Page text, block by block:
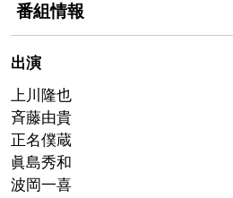
番組情報
出演
上川隆也
斉藤由貴
正名僕蔵
眞島秀和
波岡一喜